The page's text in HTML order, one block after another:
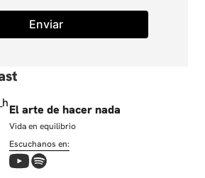
Enviar
El arte de hacer nada
Vida en equilibrio
Escuchanos en: